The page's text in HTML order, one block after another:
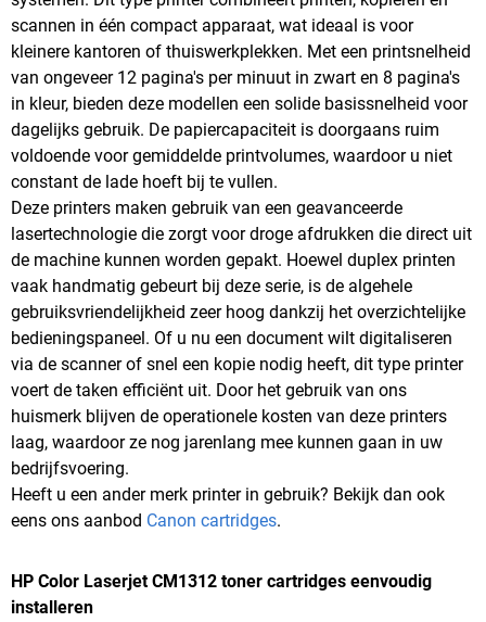
scannen in één compact apparaat, wat ideaal is voor
kleinere kantoren of thuiswerkplekken. Met een printsnelheid
van ongeveer 12 pagina's per minuut in zwart en 8 pagina's
in kleur, bieden deze modellen een solide basissnelheid voor
dagelijks gebruik. De papiercapaciteit is doorgaans ruim
voldoende voor gemiddelde printvolumes, waardoor u niet
constant de lade hoeft bij te vullen.
Deze printers maken gebruik van een geavanceerde
lasertechnologie die zorgt voor droge afdrukken die direct uit
de machine kunnen worden gepakt. Hoewel duplex printen
vaak handmatig gebeurt bij deze serie, is de algehele
gebruiksvriendelijkheid zeer hoog dankzij het overzichtelijke
bedieningspaneel. Of u nu een document wilt digitaliseren
via de scanner of snel een kopie nodig heeft, dit type printer
voert de taken efficiënt uit. Door het gebruik van ons
huismerk blijven de operationele kosten van deze printers
laag, waardoor ze nog jarenlang mee kunnen gaan in uw
bedrijfsvoering.
Heeft u een ander merk printer in gebruik? Bekijk dan ook
eens ons aanbod Canon cartridges.
HP Color Laserjet CM1312 toner cartridges eenvoudig
installeren